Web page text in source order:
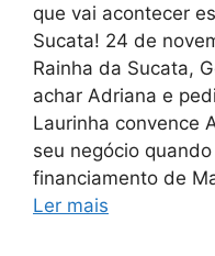
que vai acontecer
Sucata! 24 de
Rainha da Sucata,
achar Adriana e
Laurinha convence
seu negócio
financiamento de
Ler mais